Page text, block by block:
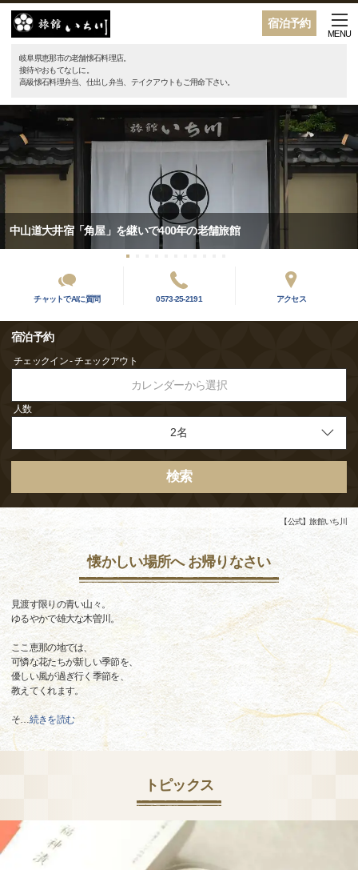
宿泊予約
MENU
岐阜県恵那市の老舗懐石料理店。
接待やおもてなしに。
高級懐石料理弁当、仕出し弁当、テイクアウトもご用命下さい。
中山道大井宿「角屋」を継いで400年の老舗旅館
チャットでAIに質問 0573-25-2191 アクセス
宿泊予約
チェックイン - チェックアウト
カレンダーから選択
人数
検索
【公式】旅館いち川
懐かしい場所へ お帰りなさい
見渡す限りの青い山々。
ゆるやかで雄大な木曽川。
ここ恵那の地では、
可憐な花たちが新しい季節を、
優しい風が過ぎ行く季節を、
教えてくれます。
そ…続きを読む
トピックス